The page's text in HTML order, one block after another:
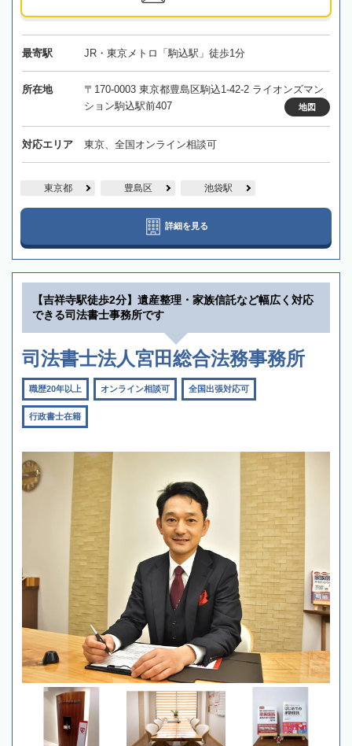
最寄駅 JR・東京メトロ「駒込駅」徒歩1分
所在地
〒170-0003 東京都豊島区駒込1-42-2 ライオンズマン
ション駒込駅前407
地図
対応エリア 東京、全国オンライン相談可
東京都 豊島区 池袋駅
詳細を見る
【吉祥寺駅徒歩2分】遺産整理・家族信託など幅広く対応
できる司法書士事務所です
司法書士法人宮田総合法務事務所
職歴20年以上 オンライン相談可 全国出張対応可
行政書士在籍